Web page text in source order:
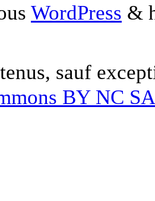
WordPress &
sauf
BY NC SA